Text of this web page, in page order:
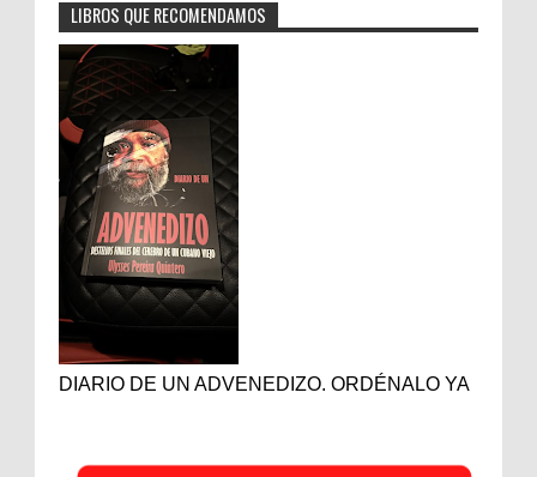
LIBROS QUE RECOMENDAMOS
DIARIO DE UN ADVENEDIZO. ORDÉNALO YA